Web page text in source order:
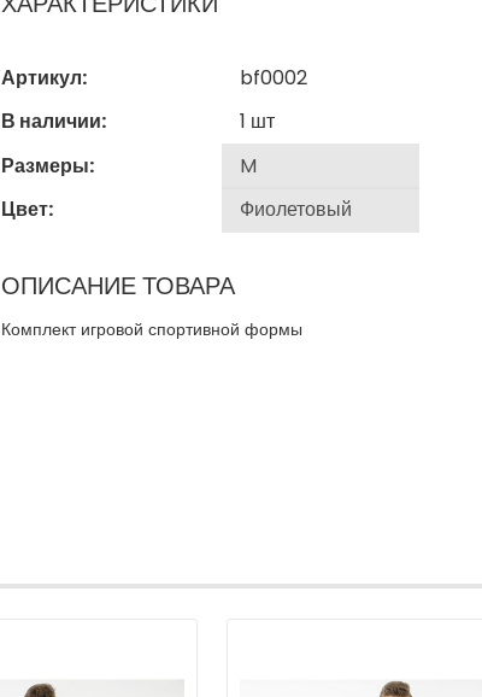
Артикул:
bf0002
В наличии:
1 шт
Размеры:
Цвет:
ОПИСАНИЕ ТОВАРА
Комплект игровой спортивной формы